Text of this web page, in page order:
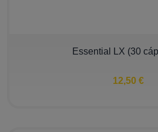
Essential LX (30
12,50 €